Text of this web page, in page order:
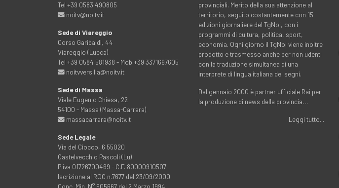
Tel +39 0583 490805
noitv@noitv.it
Sede di Viareggio
Corso Garibaldi, 44
Viareggio (Lucca)
Tel +39 0584 581938 - Mob +39 3371697605
noitvversilia@noitv.it
Sede di Massa
Viale Eugenio Chiesa, 22
54100 - Massa (Massa-Carrara)
massacarrara@noitv.it
Sede Legale
Via del Ciocco, 6 55020
Castelvecchio Pascoli (Lu)
P.iva 01726700469 - C.F. 80000910507
Iscrizione al ROC n.7677 del 23/09/2000
provinciali. Merito della sua attenzione al
territorio, seguito costantemente con 15
edizioni giornaliere del TgNoi, con i
programmi di cultura, politica, sport,
economia. Ogni giorno il TgNoi viene inoltre
prodotto e trasmesso anche per non udenti
con la traduzione simultanea di una
interprete di lingua italiana dei segni.
Dal gennaio 2000 è partner ufficiale Rai per
la produzione di news della provincia…
Leggi tutto...